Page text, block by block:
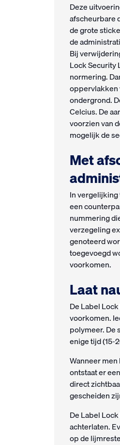
Deze
afscheurbare
de grote
de
Bij
Lock Security
normering.
oppervlakken
ondergrond.
Celcius. De
voorzien van
mogelijk de
Met
In
een
nummering
verzegeling
genoteerd
toegevoegd
voorkomen.
Laat
De Label
voorkomen.
polymeer. De
enige tijd (15-
Wanneer
ontstaat er
direct
gescheiden
De Label
achterlaten.
op de